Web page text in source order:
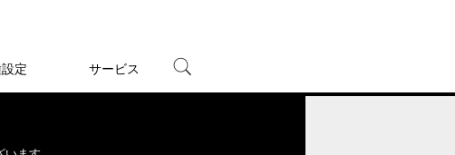
定 サービス